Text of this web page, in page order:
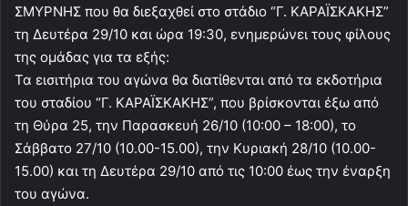
ΣΜΥΡΝΗΣ που θα διεξαχθεί στο στάδιο “Γ. ΚΑΡΑΪΣΚΑΚΗΣ”
τη Δευτέρα 29/10 και ώρα 19:30, ενημερώνει τους φίλους
της ομάδας για τα εξής:
Τα εισιτήρια του αγώνα θα διατίθενται από τα εκδοτήρια
του σταδίου “Γ. ΚΑΡΑΪΣΚΑΚΗΣ”, που βρίσκονται έξω από
τη Θύρα 25, την Παρασκευή 26/10 (10:00 – 18:00), το
Σάββατο 27/10 (10.00-15.00), την Κυριακή 28/10 (10.00-
15.00) και τη Δευτέρα 29/10 από τις 10:00 έως την έναρξη
του αγώνα.